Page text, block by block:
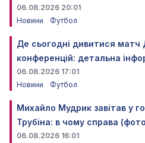
06.08.2026 20:01
Новини
Футбол
Де сьогодні дивитися матч
конференцій: детальна
06.08.2026 17:01
Новини
Футбол
Михайло Мудрик завітав у
Трубіна: в чому справа
06.08.2026 16:01